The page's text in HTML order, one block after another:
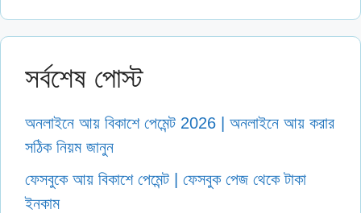
সর্বশেষ পোস্ট
অনলাইনে আয় বিকাশে পেমেন্ট 2026 | অনলাইনে আয় করার
সঠিক নিয়ম জানুন
ফেসবুকে আয় বিকাশে পেমেন্ট | ফেসবুক পেজ থেকে টাকা
ইনকাম